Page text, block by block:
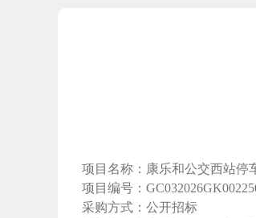
项目名称：康乐和公交西站停
项目编号：
采购方式：公开招标